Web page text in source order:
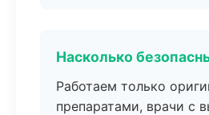
Насколько
Работаем только
препаратами, врачи с